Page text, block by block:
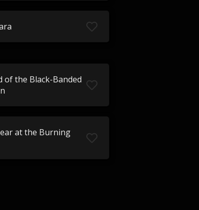
of the Black-Banded
at the Burning